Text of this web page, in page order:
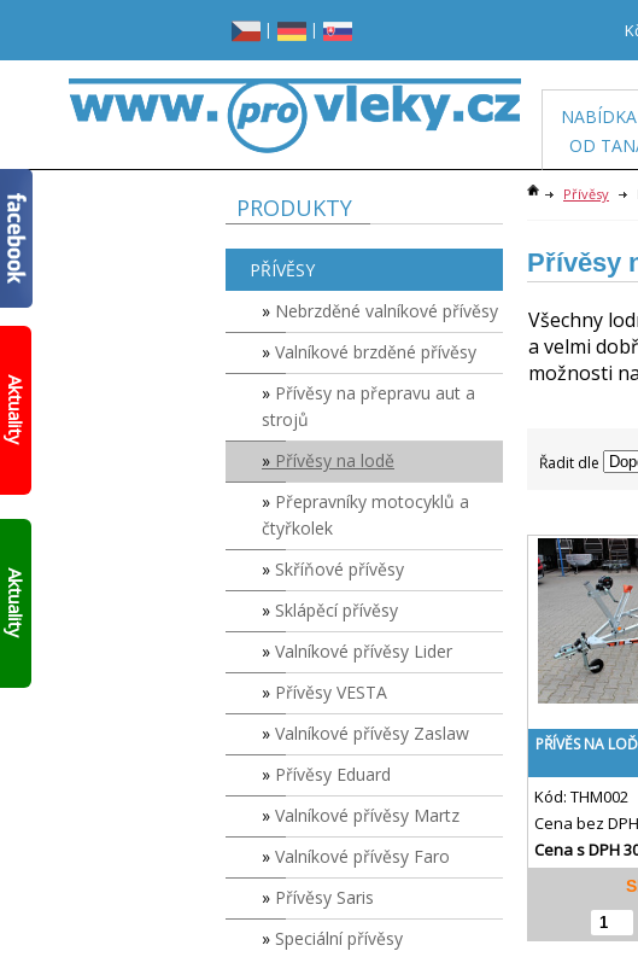
PRODUKTY
PŘÍVĚSY
Nebrzděné valníkové přívěsy
Valníkové brzděné přívěsy
Přívěsy na přepravu aut a
strojů
Přívěsy na lodě
Přepravníky motocyklů a
čtyřkolek
Skříňové přívěsy
Sklápěcí přívěsy
Valníkové přívěsy Lider
Přívěsy VESTA
Valníkové přívěsy Zaslaw
Přívěsy Eduard
Valníkové přívěsy Martz
Valníkové přívěsy Faro
Přívěsy Saris
Speciální přívěsy
Přívěsy
Přívěsy
Všechny
a velmi
možnosti
Řadit dle
PŘÍVĚS NA
Kód: THM002
Cena bez DPH
Cena s DPH
| |
NABÍDKA
OD
místo
v
garáži?
Opravdu
Prohlédněte
francouzský
přívěs
Click
Up!
Aktuality
10%
SLEVY
NA
SKLADOVÉ
V
Aktuality